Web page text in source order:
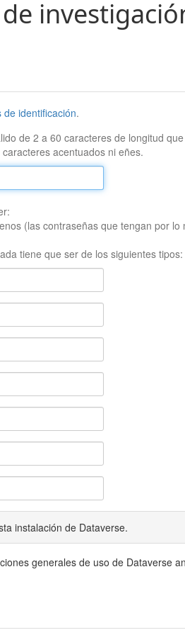
de identificación.
de 2 a 60 caracteres de longitud
acentuados ni eñes.
(las contraseñas que tengan por
tiene que ser de los siguientes
instalación de Dataverse.
generales de uso de Dataverse